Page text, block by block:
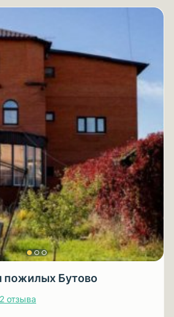
пожилых Бутово
2 отзыва